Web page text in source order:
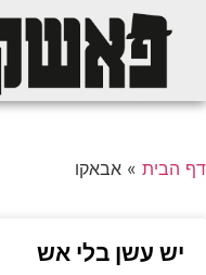
דף הבית » אבאקו
יש עשן בלי אש